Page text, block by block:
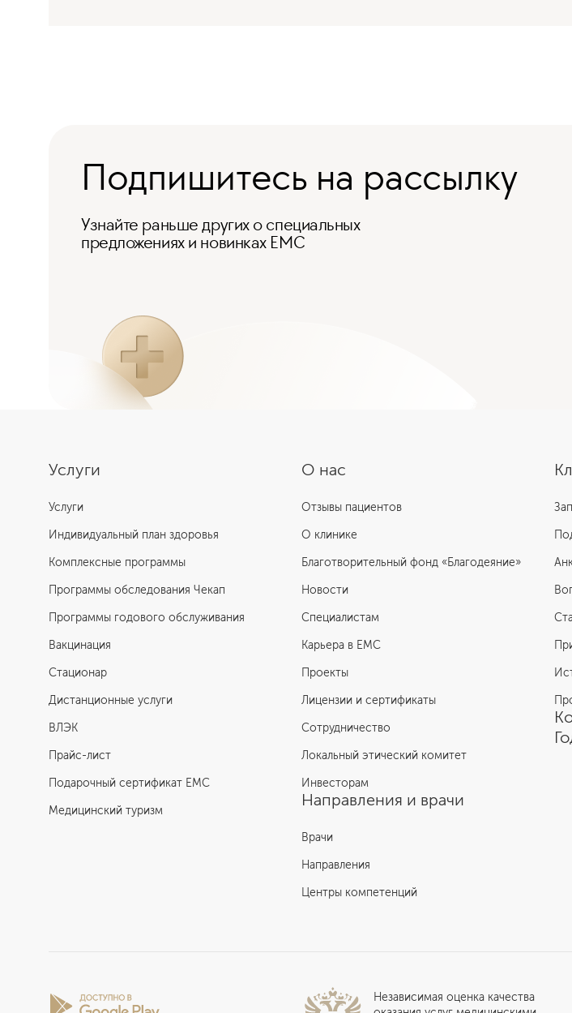
Отзыв мамы после операции
Макарова Алла Семеновна Денис Богдан
Показать
Подпишитесь на рассылку
Узнайте раньше других о специальных
предложениях и новинках ЕМС
О нас
Отзывы пациентов
О клинике
Благотворительный фонд «Благодеяние»
Новости
Специалистам
Карьера в ЕМС
Проекты
Лицензии и сертификаты
Сотрудничество
Локальный этический комитет
Инвесторам
Направления и врачи
Врачи
Направления
Центры компетенций
Услуги
Услуги
Индивидуальный план здоровья
Комплексные программы
Программы обследования Чекап
Программы годового обслуживания
Вакцинация
Стационар
Дистанционные услуги
ВЛЭК
Прайс-лист
Подарочный сертификат EMC
Медицинский туризм
Независимая оценка качества